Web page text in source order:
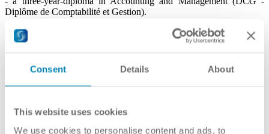
Consent Details About
This website uses cookies
We use cookies to personalise content and ads, to
Diplôme de Comptabilité et Gestion).